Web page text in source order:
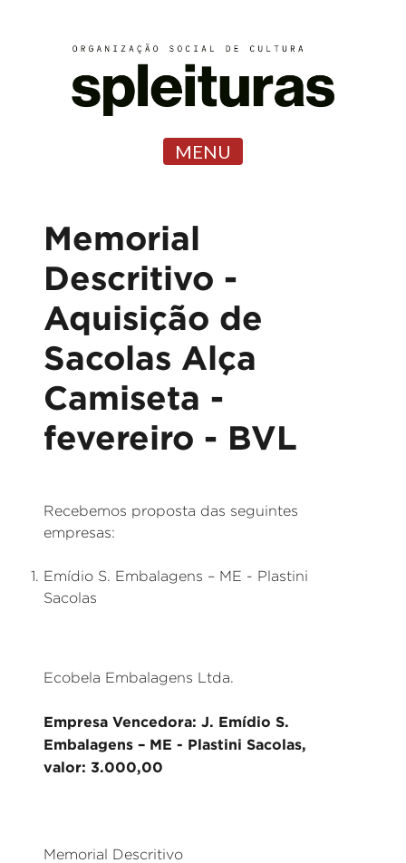
MENU
Memorial
Descritivo -
Aquisição de
Sacolas Alça
Camiseta -
fevereiro - BVL
Recebemos proposta das seguintes
empresas:
Emídio S. Embalagens – ME - Plastini
Sacolas
Ecobela Embalagens Ltda.
Empresa Vencedora: J. Emídio S.
Embalagens – ME - Plastini Sacolas,
valor: 3.000,00
Memorial Descritivo